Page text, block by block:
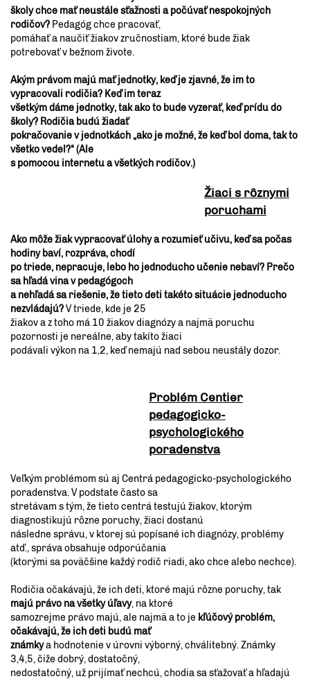
školy chce mať neustále sťažnosti a počúvať nespokojných
rodičov? Pedagóg chce pracovať,
pomáhať a naučiť žiakov zručnostiam, ktoré bude žiak
potrebovať v bežnom živote.
Akým právom majú mať jednotky, keď je zjavné, že im to
vypracovali rodičia? Keď im teraz
všetkým dáme jednotky, tak ako to bude vyzerať, keď prídu do
školy? Rodičia budú žiadať
pokračovanie v jednotkách „ako je možné, že keď bol doma, tak to
všetko vedel?“ (Ale
s pomocou internetu a všetkých rodičov.)
Žiaci s rôznymi
poruchami
Ako môže žiak vypracovať úlohy a rozumieť učivu, keď sa počas
hodiny baví, rozpráva, chodí
po triede, nepracuje, lebo ho jednoducho učenie nebaví? Prečo
sa hľadá vina v pedagógoch
a nehľadá sa riešenie, že tieto deti takéto situácie jednoducho
nezvládajú?V triede, kde je 25
žiakov a z toho má 10 žiakov diagnózy a najmä poruchu
pozornosti je nereálne, aby takíto žiaci
podávali výkon na 1,2, keď nemajú nad sebou neustály dozor.
Problém Centier
pedagogicko-
psychologického
poradenstva
Veľkým problémom sú aj Centrá pedagogicko-psychologického
poradenstva. V podstate často sa
stretávam s tým, že tieto centrá testujú žiakov, ktorým
diagnostikujú rôzne poruchy, žiaci dostanú
následne správu, v ktorej sú popísané ich diagnózy, problémy
atď., správa obsahuje odporúčania
(ktorými sa poväčšine každý rodič riadi, ako chce alebo nechce).
Rodičia očakávajú, že ich deti, ktoré majú rôzne poruchy, tak
majú právo na všetky úľavy, na ktoré
samozrejme právo majú, ale najmä a to je kľúčový problém,
očakávajú, že ich deti budú mať
známkya hodnotenie v úrovni výborný, chválitebný. Známky
3,4,5, čiže dobrý, dostatočný,
nedostatočný, už prijímať nechcú, chodia sa sťažovať a hľadajú